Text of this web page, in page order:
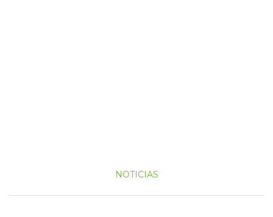
NOTICIAS